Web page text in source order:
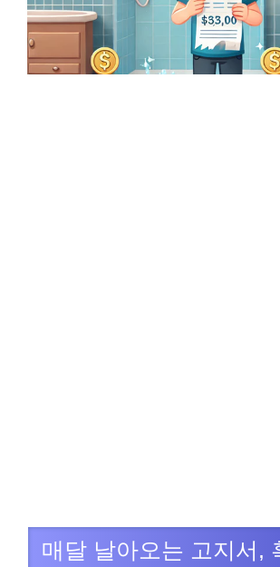
매달 날아오는 고지서,